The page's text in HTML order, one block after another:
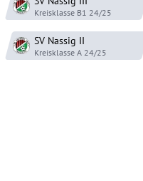
Kreisklasse B1 24/25
SV Nassig II
Kreisklasse A 24/25